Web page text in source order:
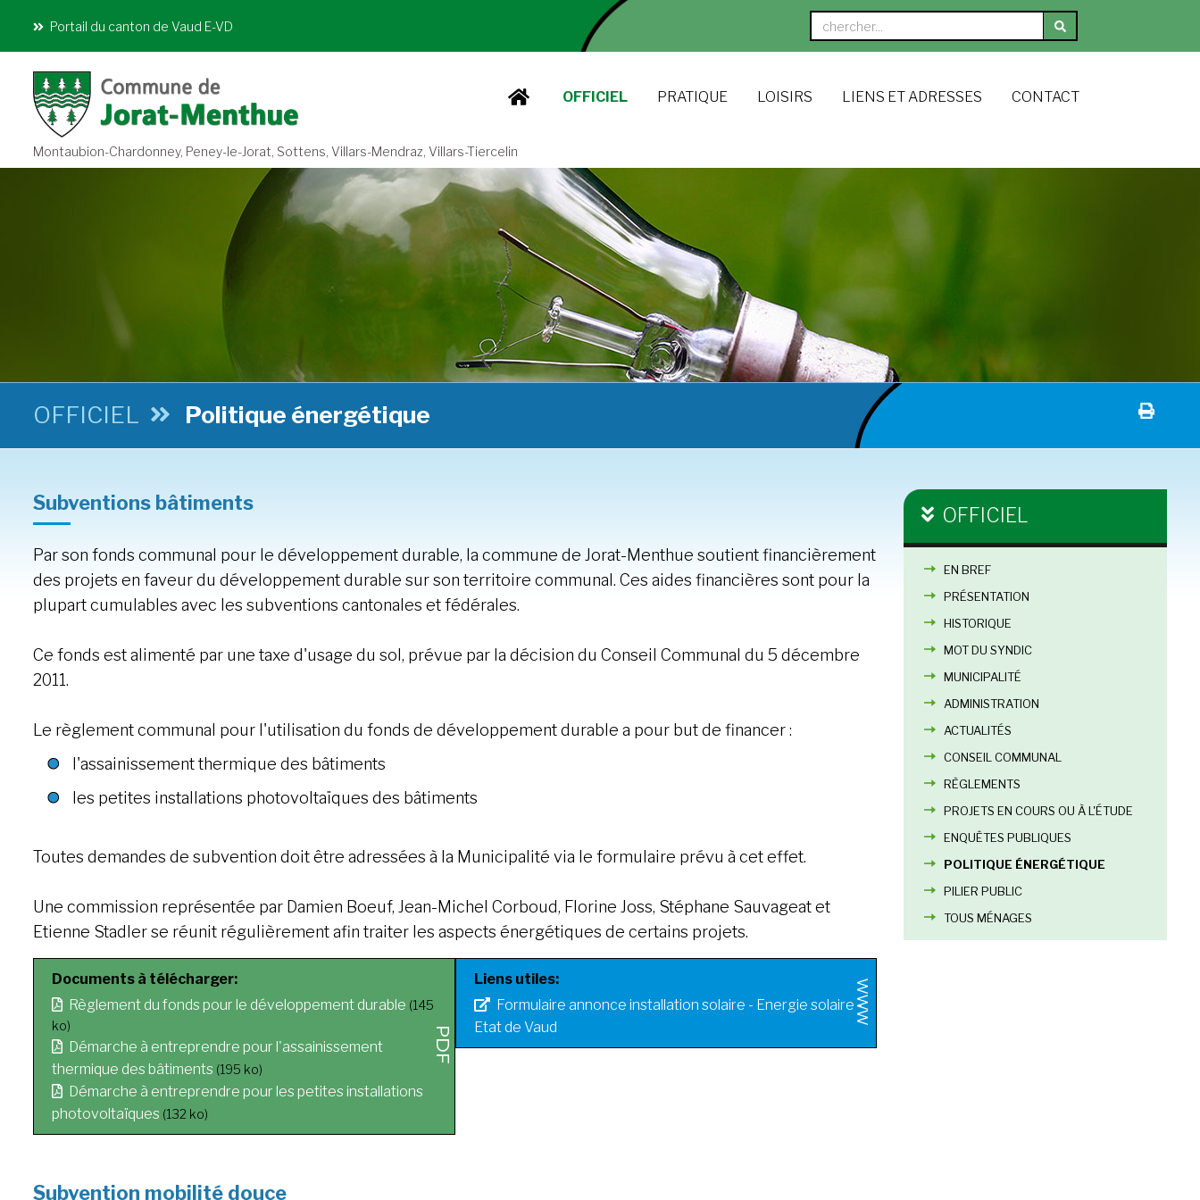
Portail du canton de Vaud E-VD
OFFICIEL PRATIQUE LOISIRS LIENS ET ADRESSES CONTACT
Montaubion-Chardonney, Peney-le-Jorat, Sottens, Villars-Mendraz, Villars-Tiercelin
OFFICIEL Politique énergétique
Subventions bâtiments
Par son fonds communal pour le développement durable, la commune de Jorat-Menthue soutient financièrement
des projets en faveur du développement durable sur son territoire communal. Ces aides financières sont pour la
plupart cumulables avec les subventions cantonales et fédérales.
Ce fonds est alimenté par une taxe d'usage du sol, prévue par la décision du Conseil Communal du 5 décembre
2011.
Le règlement communal pour l'utilisation du fonds de développement durable a pour but de financer :
l'assainissement thermique des bâtiments
les petites installations photovoltaïques des bâtiments
Toutes demandes de subvention doit être adressées à la Municipalité via le formulaire prévu à cet effet.
Une commission représentée par Damien Boeuf, Jean-Michel Corboud, Florine Joss, Stéphane Sauvageat et
Etienne Stadler se réunit régulièrement afin traiter les aspects énergétiques de certains projets.
Documents à télécharger:
Règlement du fonds pour le développement durable (145
ko)
Démarche à entreprendre pour l'assainissement
thermique des bâtiments (195 ko)
Démarche à entreprendre pour les petites installations
photovoltaïques (132 ko)
Liens utiles:
Formulaire annonce installation solaire - Energie solaire -
Etat de Vaud
Subvention mobilité douce
OFFICIEL
EN BREF
PRÉSENTATION
HISTORIQUE
MOT DU SYNDIC
MUNICIPALITÉ
ADMINISTRATION
ACTUALITÉS
CONSEIL COMMUNAL
RÈGLEMENTS
PROJETS EN COURS OU À L'ÉTUDE
ENQUÊTES PUBLIQUES
POLITIQUE ÉNERGÉTIQUE
PILIER PUBLIC
TOUS MÉNAGES